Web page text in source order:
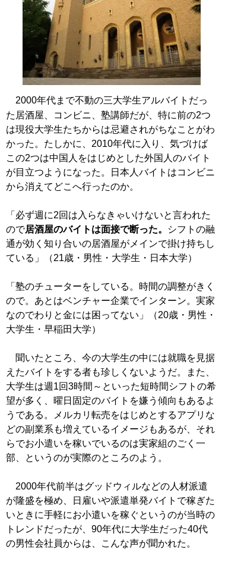
2000年代まで不動の三大学生アルバイトだっ
た居酒屋、コンビニ、塾講師だが、特に前の2つ
は現役大学生たちからは忌避されがちなことがわ
かった。たしかに、2010年代に入り、気づけば
この2つは中国人をはじめとした外国人のバイト
が目立つようになった。日本人バイトはコンビニ
から消えてどこへ行ったのか。
「必ず週に2回は入らなきゃいけないと言われた
ので居酒屋のバイトは面接で断った。
シフトの融
通が効く知り合いの居酒屋がメインで掛け持ちし
ている」（21歳・男性・大学生・日本大学）
「塾のチューターをしている。時間の調整がきく
ので。あとはベンチャー企業でインターン。実家
なのでわりと金には困ってない」（20歳・男性・
大学生・早稲田大学）
聞いたところ、今の大学生の中には就職を見据
えたバイトをする者も珍しくないようだ。また、
大学生は週1回3時間～といった短時間シフトの希
望が多く、曜日固定のバイトを嫌う傾向もあるよ
うである。メルカリ転売をはじめとするアプリな
どの副業系も増えているイメージもあるが、それ
らでお小遣いを稼いでいるのは実家組のごく一
部、というのが実際のところのよう。
2000年代前半はグッドウィルなどの人材派遣
が隆盛を極め、日雇いや派遣単発バイトで稼ぎた
いときに手軽にお小遣いを稼ぐというのが当時の
トレンドだったが、90年代に大学生だった40代
の男性会社員からは、こんな声が聞かれた。